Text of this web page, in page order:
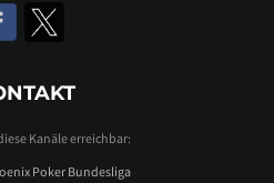
Kanäle erreichbar:
Poker Bundesliga